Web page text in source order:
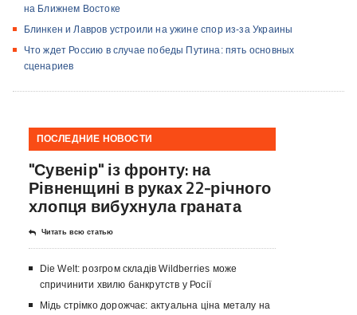
на Ближнем Востоке
Блинкен и Лавров устроили на ужине спор из-за Украины
Что ждет Россию в случае победы Путина: пять основных
сценариев
ПОСЛЕДНИЕ НОВОСТИ
"Сувенір" із фронту: на
Рівненщині в руках 22-річного
хлопця вибухнула граната
Читать всю статью
Die Welt: розгром складів Wildberries може
спричинити хвилю банкрутств у Росії
Мідь стрімко дорожчає: актуальна ціна металу на